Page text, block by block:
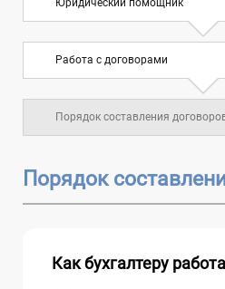
Работа с договорами
Порядок составления
Порядок
Как бухгалтеру